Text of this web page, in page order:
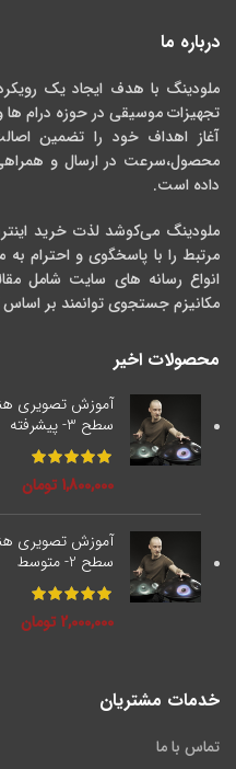
درباره ما
ملودینگ با هدف ایجاد یک
تجهیزات موسیقی در حوزه درام
آغاز اهداف خود را تضمین
محصول،سرعت در ارسال و همراهی
داده است.
ملودینگ می‌کوشد لذت خرید
مرتبط را با پاسخگوی و احترام
انواع رسانه های سایت شامل
مکانیزم جستجوی توانمند بر
محصولات اخیر
آموزش تصویری
سطح 3- پیشرفته
1,800,000 تومان
آموزش تصویری
سطح 2- متوسط
2,000,000 تومان
خدمات مشتریان
تماس با ما